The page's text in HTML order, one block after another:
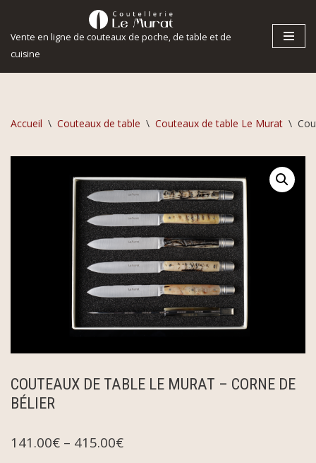
Aller
au
contenu
Vente en ligne de couteaux de poche, de table et de
cuisine
Accueil \ Couteaux de table \ Couteaux de table Le Murat \
COUTEAUX DE TABLE LE MURAT – CORNE DE
BÉLIER
141.00€ – 415.00€